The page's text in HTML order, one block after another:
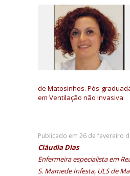
de Matosinhos. Pós-
em Ventilação não Invasiva
Publicado em 26 de fevereiro
Cláudia Dias
Enfermeira especialista em
S. Mamede Infesta, ULS de